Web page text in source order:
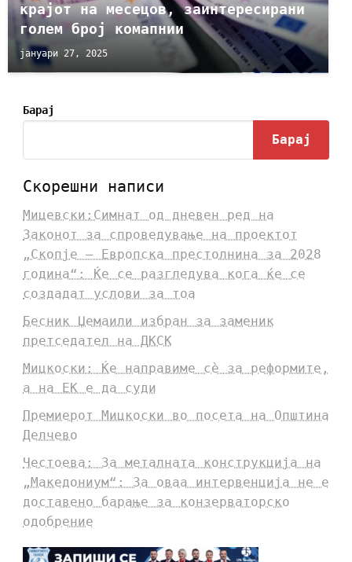
крајот на месецов, заинтересирани
голем број комапнии
јануари 27, 2025
Барај
Барај
Скорешни написи
Мицевски:Симнат од дневен ред на
Законот за спроведување на проектот
„Скопје – Европска престолнина за 2028
година“: Ќе се разгледува кога ќе се
создадат услови за тоа
Бесник Џемаили избран за заменик
претседател на ДКСК
Мицкоски: Ќе направиме сè за реформите,
а на ЕК е да суди
Премиерот Мицкоски во посета на Општина
Делчево
Честоева: За металната конструкција на
„Македониум“: За оваа интервенција не е
доставено барање за конзерваторско
одобрение